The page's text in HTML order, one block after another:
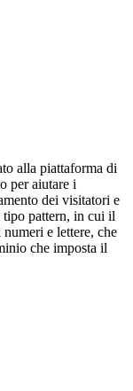
alla piattaforma di
per aiutare i
dei visitatori e
tipo pattern, in cui il
e lettere, che
che imposta il